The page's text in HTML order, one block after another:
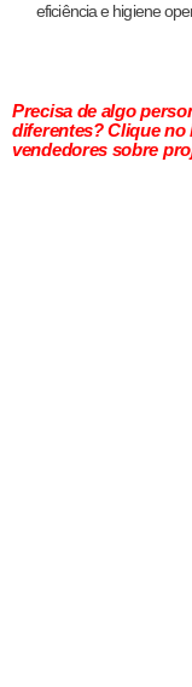
eficiência e higiene
Precisa de algo
diferentes? Clique no
vendedores sobre